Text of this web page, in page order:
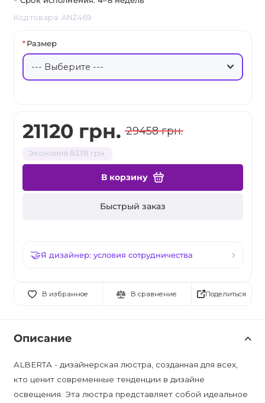
Код товара: ANZ469
21120 грн. 29458 грн.
Экономия 8338 грн.
В корзину
Быстрый заказ
Я дизайнер: условия сотрудничества
В избранное В сравнение
Размер
Поделиться
Описание
ALBERTA - дизайнерская люстра, созданная для всех,
кто ценит современные тенденции в дизайне
освещения. Эта люстра представляет собой идеальное